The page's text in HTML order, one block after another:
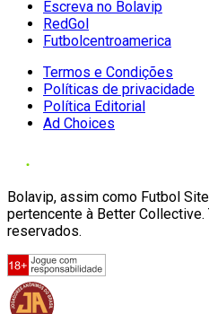
Escreva no Bolavip
RedGol
Futbolcentroamerica
Termos e Condições
Políticas de privacidade
Política Editorial
Ad Choices
Bolavip, assim como Futbol
pertencente à Better
reservados.